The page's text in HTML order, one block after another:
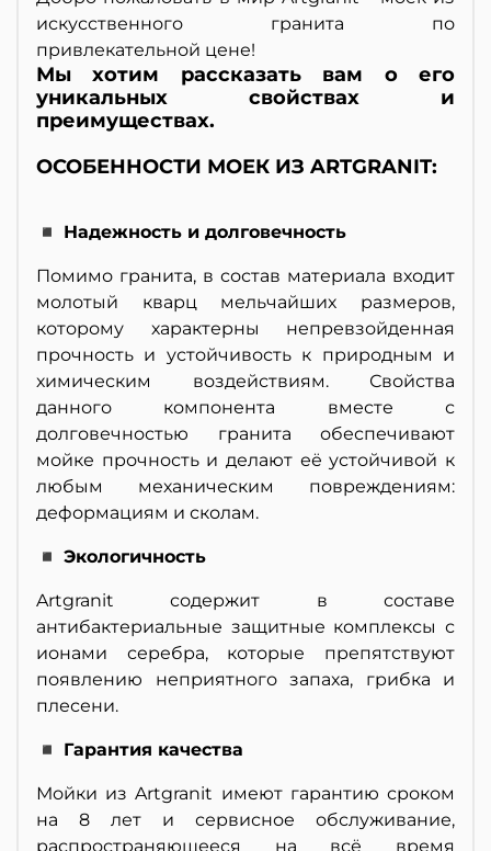
искусственного гранита по
привлекательной цене!
Мы хотим рассказать вам о его
уникальных свойствах и
преимуществах.
ОСОБЕННОСТИ МОЕК ИЗ ARTGRANIT:
◾ Надежность и долговечность
Помимо гранита, в состав материала входит
молотый кварц мельчайших размеров,
которому характерны непревзойденная
прочность и устойчивость к природным и
химическим воздействиям. Свойства
данного компонента вместе с
долговечностью гранита обеспечивают
мойке прочность и делают её устойчивой к
любым механическим повреждениям:
деформациям и сколам.
◾ Экологичность
Artgranit содержит в составе
антибактериальные защитные комплексы с
ионами серебра, которые препятствуют
появлению неприятного запаха, грибка и
плесени.
◾ Гарантия качества
Мойки из Artgranit имеют гарантию сроком
на 8 лет и сервисное обслуживание,
распространяющееся на всё время